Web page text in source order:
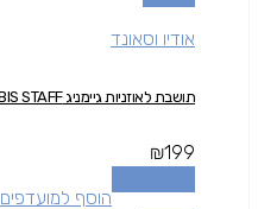
אודיו וסאונד
תושבת לאוזניות גיימניג SADES ANUBIS STAFF
₪199
הוסף למועדפים